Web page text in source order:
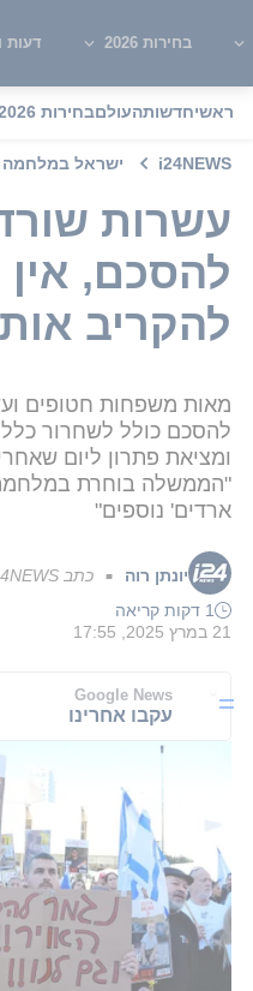
בחירות 2026 דעות
ראשיחדשותהעולםבחירות 2026
i24NEWS ישראל במלחמה
עשרות
להסכם,
להקריב
מאות משפחות חטופים
להסכם כולל לשחרור
ומציאת פתרון ליום
"הממשלה בוחרת במלחמה
ארדים' נוספים"
יונתן רוה ■ כתב i24NEWS
1 דקות קריאה
21 במרץ 2025, 17:55
Google News
עקבו אחרינו